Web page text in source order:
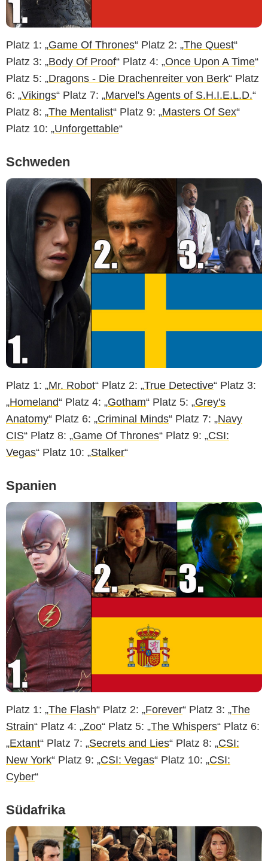
Platz 1: „Game Of Thrones“ Platz 2: „The Quest“
Platz 3: „Body Of Proof“ Platz 4: „Once Upon A Time“
Platz 5: „Dragons - Die Drachenreiter von Berk“ Platz
6: „Vikings“ Platz 7: „Marvel's Agents of S.H.I.E.L.D.“
Platz 8: „The Mentalist“ Platz 9: „Masters Of Sex“
Platz 10: „Unforgettable“
Schweden
Platz 1: „Mr. Robot“ Platz 2: „True Detective“ Platz 3:
„Homeland“ Platz 4: „Gotham“ Platz 5: „Grey's
Anatomy“ Platz 6: „Criminal Minds“ Platz 7: „Navy
CIS“ Platz 8: „Game Of Thrones“ Platz 9: „CSI:
Vegas“ Platz 10: „Stalker“
Spanien
Platz 1: „The Flash“ Platz 2: „Forever“ Platz 3: „The
Strain“ Platz 4: „Zoo“ Platz 5: „The Whispers“ Platz 6:
„Extant“ Platz 7: „Secrets and Lies“ Platz 8: „CSI:
New York“ Platz 9: „CSI: Vegas“ Platz 10: „CSI:
Cyber“
Südafrika